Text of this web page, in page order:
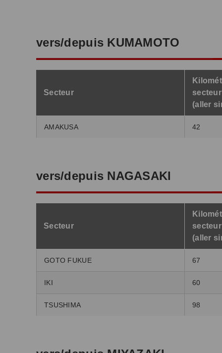
vers/depuis KUMAMOTO
Secteur
secteur
(aller
AMAKUSA 42
vers/depuis NAGASAKI
Secteur
secteur
(aller
GOTO FUKUE 67
IKI 60
TSUSHIMA 98